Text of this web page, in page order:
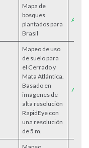
Mapa de
bosques
plantados para
Brasil
Mapeo de uso
de suelo para
el Cerrado y
Mata Atlántica.
Basado en
imágenes de
alta resolución
RapidEye con
una resolución
de 5 m.